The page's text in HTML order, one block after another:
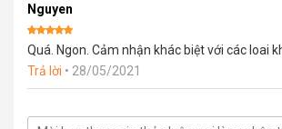
Nguyen
Được xếp
hạng5 5
sao
Quá. Ngon. Cảm nhận khác biệt với các loai
Trả lời • 28/05/2021